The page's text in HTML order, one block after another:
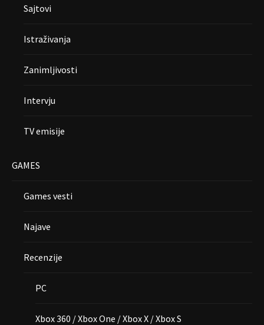
Sajtovi
Istraživanja
Zanimljivosti
Intervju
TV emisije
GAMES
Games vesti
Najave
Recenzije
PC
Xbox 360 / Xbox One / Xbox X / Xbox S